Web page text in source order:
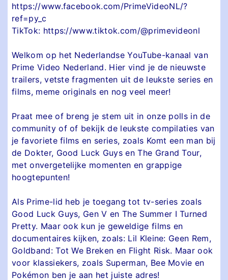
https://www.facebook.com/PrimeVideoNL/?
ref=py_c
TikTok: https://www.tiktok.com/@primevideonl
Welkom op het Nederlandse YouTube-kanaal van
Prime Video Nederland. Hier vind je de nieuwste
trailers, vetste fragmenten uit de leukste series en
films, meme originals en nog veel meer!
Praat mee of breng je stem uit in onze polls in de
community of of bekijk de leukste compilaties van
je favoriete films en series, zoals Komt een man bij
de Dokter, Good Luck Guys en The Grand Tour,
met onvergetelijke momenten en grappige
hoogtepunten!
Als Prime-lid heb je toegang tot tv-series zoals
Good Luck Guys, Gen V en The Summer I Turned
Pretty. Maar ook kun je geweldige films en
documentaires kijken, zoals: Lil Kleine: Geen Rem,
Goldband: Tot We Breken en Flight Risk. Maar ook
voor klassiekers, zoals Superman, Bee Movie en
Pokémon ben je aan het juiste adres!